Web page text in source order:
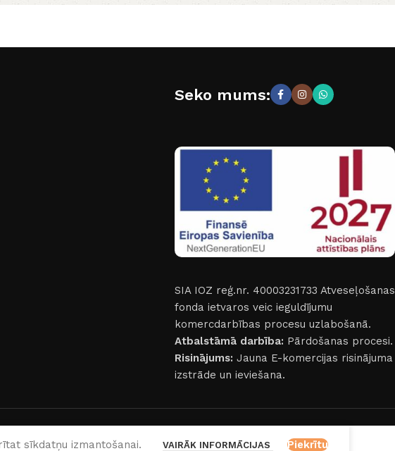
Seko mums:
SIA IOZ reģ.nr. 40003231733 Atveseļošanas
fonda ietvaros veic ieguldījumu
komercdarbības procesu uzlabošanā.
Atbalstāmā darbība: Pārdošanas procesi.
Risinājums: Jauna E-komercijas risinājuma
izstrāde un ieviešana.
sīkdatņu izmantošanai. VAIRĀK INFORMĀCIJAS Piekrītu